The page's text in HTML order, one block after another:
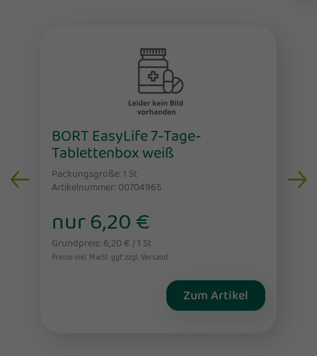
BORT EasyLife 7-Tage-
Tablettenbox weiß
Packungsgröße: 1 St
Artikelnummer: 00704965
nur 6,20 €
Grundpreis: 6,20 € / 1 St
Preise inkl. MwSt. ggf. zzgl. Versand
Zum Artikel